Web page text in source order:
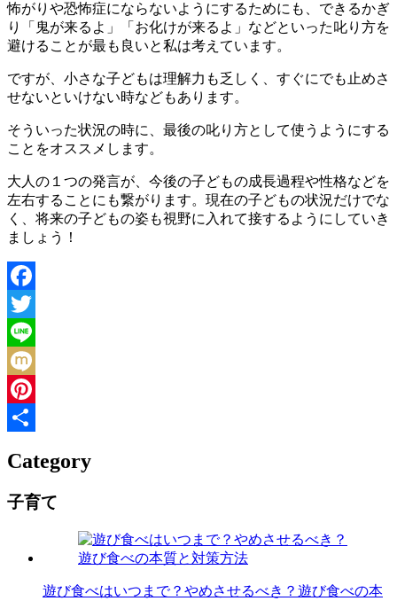
怖がりや恐怖症にならないようにするためにも、できるかぎ
り「鬼が来るよ」「お化けが来るよ」などといった叱り方を
避けることが最も良いと私は考えています。
ですが、小さな子どもは理解力も乏しく、すぐにでも止めさ
せないといけない時などもあります。
そういった状況の時に、最後の叱り方として使うようにする
ことをオススメします。
大人の１つの発言が、今後の子どもの成長過程や性格などを
左右することにも繋がります。現在の子どもの状況だけでな
く、将来の子どもの姿も視野に入れて接するようにしていき
ましょう！
Facebook
Twitter
Line
Mixi
Pinterest
Category
子育て
遊び食べはいつまで？やめさせるべき？遊び食べの本